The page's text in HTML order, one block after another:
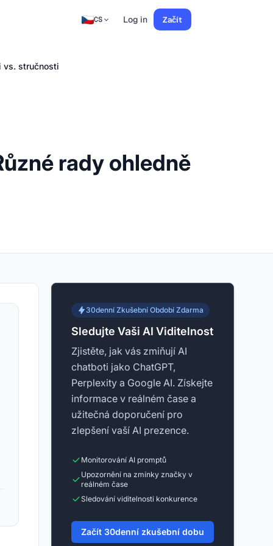
CS Log in Začít
vs. stručnosti
rady ohledně
30denní Zkušební Období Zdarma
Sledujte Vaši AI Viditelnost
Zjistěte, jak vás zmiňují AI
chatboti jako ChatGPT,
Perplexity a Google AI. Získejte
informace v reálném čase a
užitečná doporučení pro
zlepšení vaší AI prezence.
Monitorování AI promptů
Upozornění na zmínky značky v
reálném čase
Sledování viditelnosti konkurence
Začít 30denní zkušební dobu